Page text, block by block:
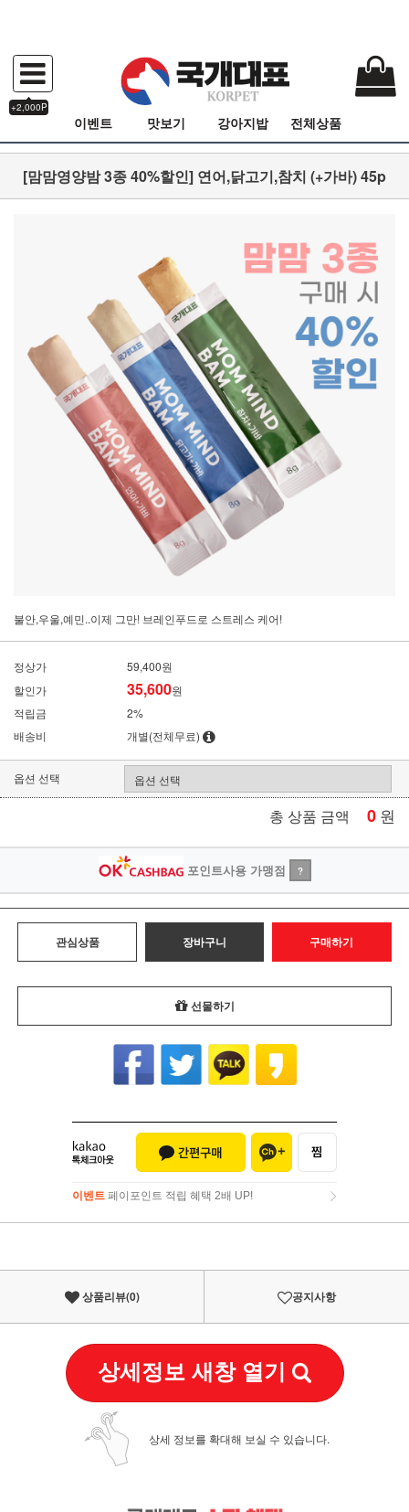
+2,000P
이벤트 맛보기 강아지밥 전체상품
[맘맘영양밤 3종 40%할인] 연어,닭고기,참치 (+가바) 45p
불안,우울,예민..이제 그만! 브레인푸드로 스트레스 케어!
정상가
59,400원
할인가
35,600원
적립금
2%
배송비
개별(전체무료)
옵션 선택
총 상품 금액 0 원
포인트사용 가맹점 ?
관심상품 장바구니 구매하기
선물하기
이벤트 페이포인트 적립 혜택 2배 UP!
이벤트페이포인트 적립 혜택 2배 UP!
상품리뷰(0) 공지사항
상세정보 새창 열기
상세 정보를 확대해 보실 수 있습니다.